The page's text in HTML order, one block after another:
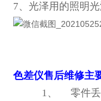
7、光泽用的照明光
色差仪售后维修主
1、
零件